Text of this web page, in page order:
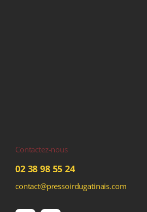
Contactez-nous
02 38 98 55 24
contact@pressoirdugatinais.com